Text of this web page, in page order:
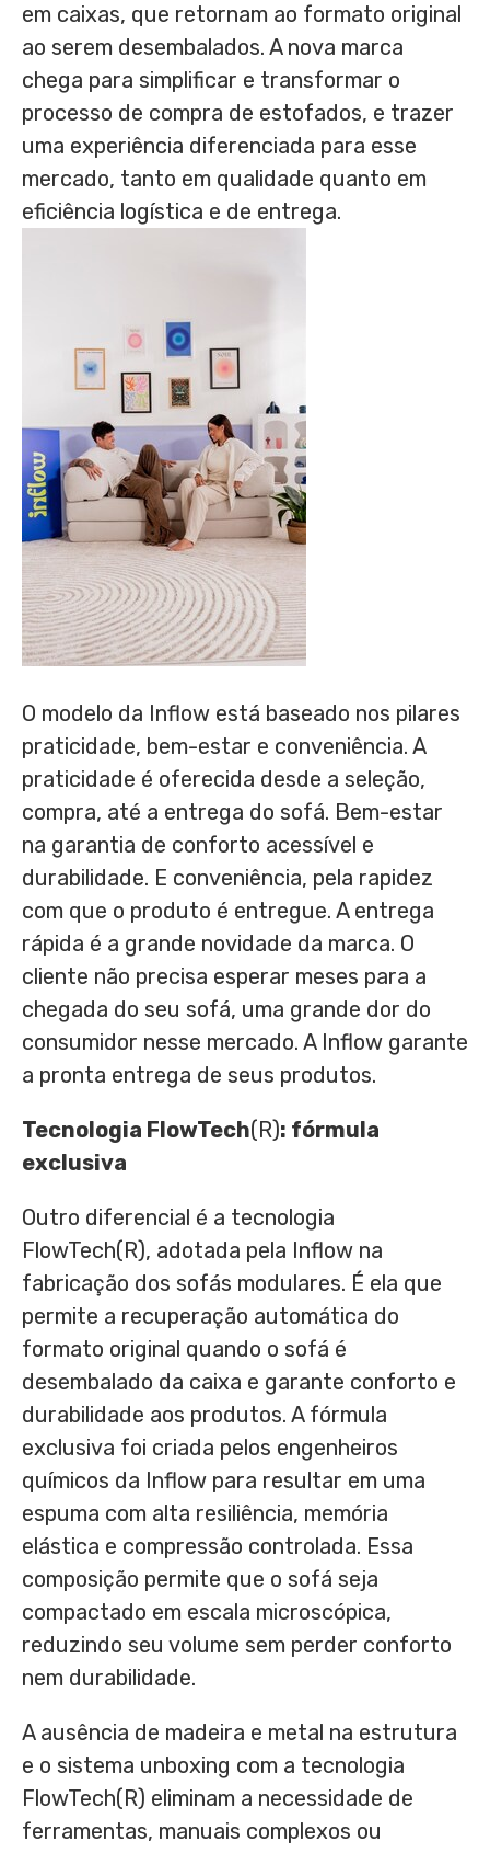
em caixas, que retornam ao formato original
ao serem desembalados. A nova marca
chega para simplificar e transformar o
processo de compra de estofados, e trazer
uma experiência diferenciada para esse
mercado, tanto em qualidade quanto em
eficiência logística e de entrega.
O modelo da Inflow está baseado nos pilares
praticidade, bem-estar e conveniência. A
praticidade é oferecida desde a seleção,
compra, até a entrega do sofá. Bem-estar
na garantia de conforto acessível e
durabilidade. E conveniência, pela rapidez
com que o produto é entregue. A entrega
rápida é a grande novidade da marca. O
cliente não precisa esperar meses para a
chegada do seu sofá, uma grande dor do
consumidor nesse mercado. A Inflow garante
a pronta entrega de seus produtos.
Tecnologia FlowTech(R): fórmula
exclusiva
Outro diferencial é a tecnologia
FlowTech(R), adotada pela Inflow na
fabricação dos sofás modulares. É ela que
permite a recuperação automática do
formato original quando o sofá é
desembalado da caixa e garante conforto e
durabilidade aos produtos. A fórmula
exclusiva foi criada pelos engenheiros
químicos da Inflow para resultar em uma
espuma com alta resiliência, memória
elástica e compressão controlada. Essa
composição permite que o sofá seja
compactado em escala microscópica,
reduzindo seu volume sem perder conforto
nem durabilidade.
A ausência de madeira e metal na estrutura
e o sistema unboxing com a tecnologia
FlowTech(R) eliminam a necessidade de
ferramentas, manuais complexos ou